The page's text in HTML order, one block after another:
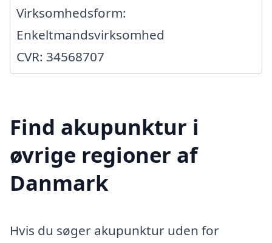
Virksomhedsform:
Enkeltmandsvirksomhed
CVR: 34568707
Find akupunktur i
øvrige regioner af
Danmark
Hvis du søger akupunktur uden for